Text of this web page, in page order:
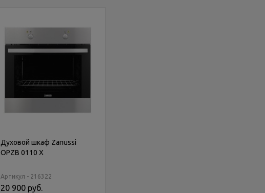
Духовой шкаф Zanussi
OPZB 0110 X
Артикул - 216322
20 900 руб.